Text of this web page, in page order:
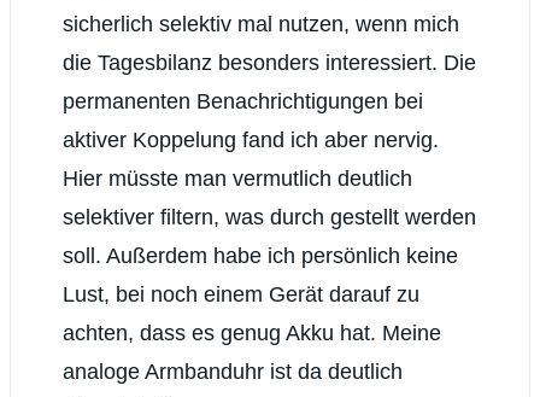
sicherlich selektiv mal nutzen, wenn mich
die Tagesbilanz besonders interessiert. Die
permanenten Benachrichtigungen bei
aktiver Koppelung fand ich aber nervig.
Hier müsste man vermutlich deutlich
selektiver filtern, was durch gestellt werden
soll. Außerdem habe ich persönlich keine
Lust, bei noch einem Gerät darauf zu
achten, dass es genug Akku hat. Meine
analoge Armbanduhr ist da deutlich